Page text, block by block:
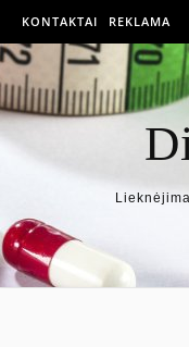
KONTAKTAI REKLAMA